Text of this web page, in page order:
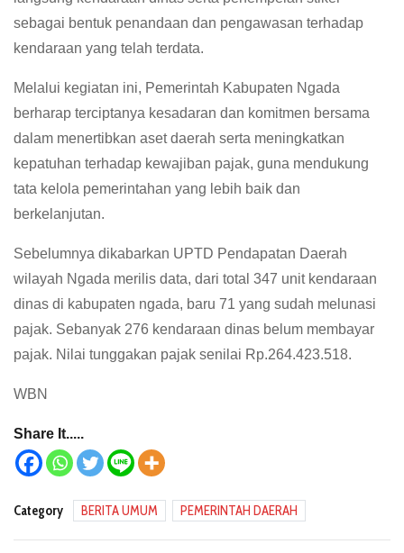
sebagai bentuk penandaan dan pengawasan terhadap
kendaraan yang telah terdata.
Melalui kegiatan ini, Pemerintah Kabupaten Ngada
berharap terciptanya kesadaran dan komitmen bersama
dalam menertibkan aset daerah serta meningkatkan
kepatuhan terhadap kewajiban pajak, guna mendukung
tata kelola pemerintahan yang lebih baik dan
berkelanjutan.
Sebelumnya dikabarkan UPTD Pendapatan Daerah
wilayah Ngada merilis data, dari total 347 unit kendaraan
dinas di kabupaten ngada, baru 71 yang sudah melunasi
pajak. Sebanyak 276 kendaraan dinas belum membayar
pajak. Nilai tunggakan pajak senilai Rp.264.423.518.
WBN
Share It.....
Category BERITA UMUM PEMERINTAH DAERAH